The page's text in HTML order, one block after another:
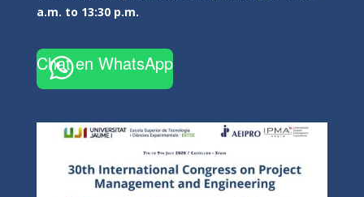
a.m. to 13:30 p.m.
Chat en WhatsApp